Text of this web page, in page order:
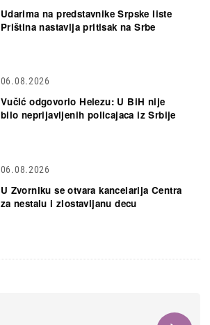
Udarima na predstavnike Srpske liste
Priština nastavlja pritisak na Srbe
06.08.2026
Vučić odgovorio Helezu: U BiH nije
bilo neprijavljenih policajaca iz Srbije
06.08.2026
U Zvorniku se otvara kancelarija Centra
za nestalu i zlostavljanu decu